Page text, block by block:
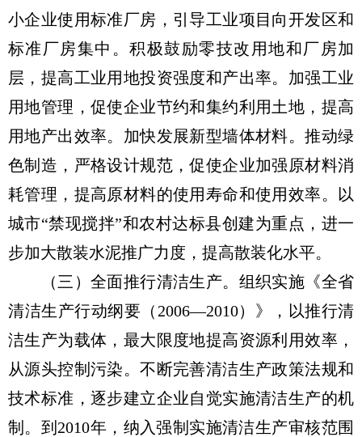
小企业使用标准厂房，引导工业项目向开发区和
标准厂房集中。积极鼓励零技改用地和厂房加
层，提高工业用地投资强度和产出率。加强工业
用地管理，促使企业节约和集约利用土地，提高
用地产出效率。加快发展新型墙体材料。推动绿
色制造，严格设计规范，促使企业加强原材料消
耗管理，提高原材料的使用寿命和使用效率。以
城市“禁现搅拌”和农村达标县创建为重点，进一
步加大散装水泥推广力度，提高散装化水平。
（三）全面推行清洁生产。组织实施《全省
清洁生产行动纲要（2006—2010）》，以推行清
洁生产为载体，最大限度地提高资源利用效率，
从源头控制污染。不断完善清洁生产政策法规和
技术标准，逐步建立企业自觉实施清洁生产的机
制。到2010年，纳入强制实施清洁生产审核范围